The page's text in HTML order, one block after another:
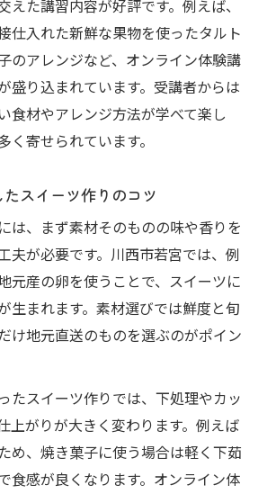
川西市若宮の体験講習案内
お菓子教室で自宅が特別な空間
できる体験講習の選び方ガイド
体験で広がる食卓の楽しみ方
お菓子教室活用のポイント紹介
なオンラインお菓子作り体験
お菓子教室で贈る心温まるギフ
イーツの贈り物活用アイデア集
使った贈り物スイーツの魅力
お菓子教室で喜ばれるギフト作
た新しいスイーツ体験のすすめ
えた講習内容が好評です。例えば、
仕入れた新鮮な果物を使ったタルト
のアレンジなど、オンライン体験講
盛り込まれています。受講者からは
食材やアレンジ方法が学べて楽し
く寄せられています。
スイーツ作りのコツ
は、まず素材そのものの味や香りを
夫が必要です。川西市若宮では、例
元産の卵を使うことで、スイーツに
生まれます。素材選びでは鮮度と旬
け地元直送のものを選ぶのがポイン
たスイーツ作りでは、下処理やカッ
上がりが大きく変わります。例えば
め、焼き菓子に使う場合は軽く下茹
食感が良くなります。オンライン体